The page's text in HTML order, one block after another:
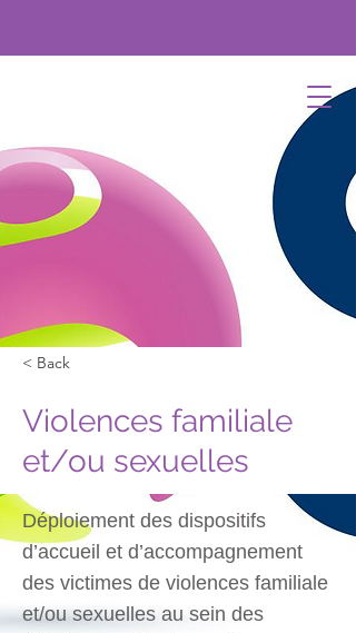
< Back
Violences familiale
et/ou sexuelles
Déploiement des dispositifs
d’accueil et d’accompagnement
des victimes de violences familiale
et/ou sexuelles au sein des